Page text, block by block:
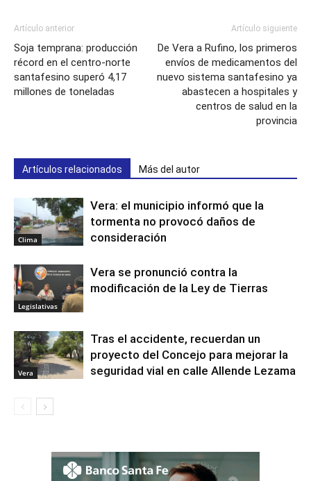
Artículo anterior
Soja temprana: producción
récord en el centro-norte
santafesino superó 4,17
millones de toneladas
Artículo siguiente
De Vera a Rufino, los primeros
envíos de medicamentos del
nuevo sistema santafesino ya
abastecen a hospitales y
centros de salud en la
provincia
Artículos relacionados Más del autor
Clima
Vera: el municipio informó que la
tormenta no provocó daños de
consideración
Legislativas
Vera se pronunció contra la
modificación de la Ley de Tierras
Vera
Tras el accidente, recuerdan un
proyecto del Concejo para mejorar la
seguridad vial en calle Allende Lezama